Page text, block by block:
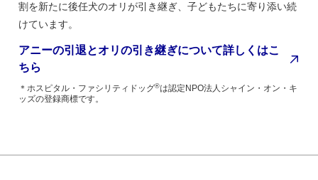
割を新たに後任犬のオリが引き継ぎ、子どもたちに寄り添い続
けています。
アニーの引退とオリの引き継ぎについて詳しくはこ
ちら
＊ホスピタル・ファシリティドッグ®は認定NPO法人シャイン・オン・キ
ッズの登録商標です。